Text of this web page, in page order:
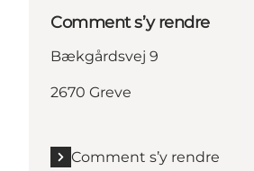
Comment s’y rendre
Bækgårdsvej 9
2670 Greve
Comment s’y rendre